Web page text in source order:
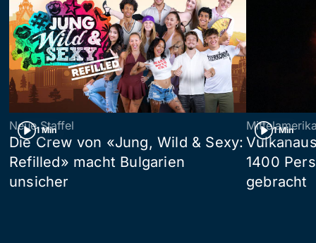
1 Min
Neue Staffel
Die Crew von «Jung, Wild & Sexy:
Refilled» macht Bulgarien
unsicher
1 Min
1400
gebracht